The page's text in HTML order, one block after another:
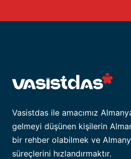
Vasistdas ile amacımız
gelmeyi düşünen kişilerin
bir rehber olabilmek ve
süreçlerini hızlandırmaktır.